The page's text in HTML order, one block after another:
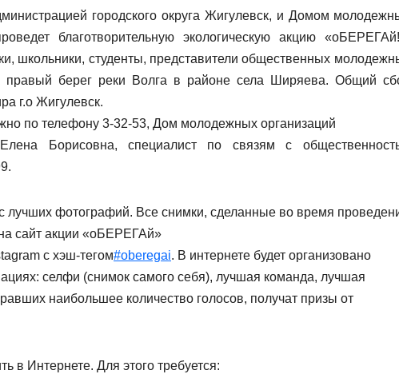
городского округа Жигулевск, и Домом
благотворительную экологическую акцию
школьники, студенты, представители общественных
правый берег реки Волга в районе села Ширяева. Общий
г.о Жигулевск.
по телефону 3-32-53, Дом молодежных организаций
Борисовна, специалист по связям с
лучших фотографий. Все снимки, сделанные во время
сайт акции «оБЕРЕГАй»
с хэш-тегом#oberegai. В интернете будет организовано
селфи (снимок самого себя), лучшая команда, лучшая
наибольшее количество голосов, получат призы от
в Интернете. Для этого требуется: